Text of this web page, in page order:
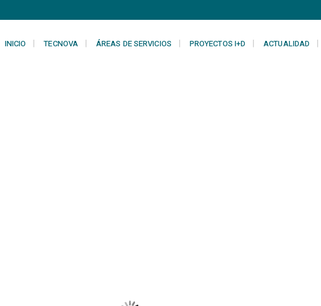
INICIO TECNOVA ÁREAS DE SERVICIOS PROYECTOS I+D ACTUALIDAD